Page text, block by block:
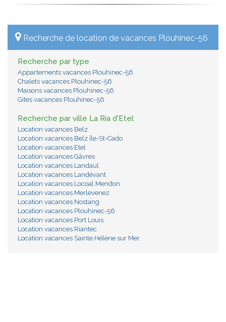
Recherche de location de vacances Plouhinec-56
Recherche par type
Appartements vacances Plouhinec-56
Chalets vacances Plouhinec-56
Maisons vacances Plouhinec-56
Gites vacances Plouhinec-56
Recherche par ville La Ria d'Etel
Location vacances Belz
Location vacances Belz île-St-Cado
Location vacances Etel
Location vacances Gâvres
Location vacances Landaul
Location vacances Landévant
Location vacances Locoal Mendon
Location vacances Merlevenez
Location vacances Nostang
Location vacances Plouhinec-56
Location vacances Port Louis
Location vacances Riantec
Location vacances Sainte Hélène sur Mer